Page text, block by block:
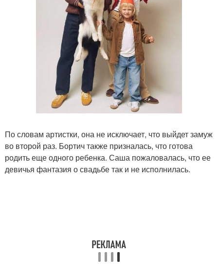
По словам артистки, она не исключает, что выйдет замуж
во второй раз. Бортич также призналась, что готова
родить еще одного ребенка. Саша пожаловалась, что ее
девичья фантазия о свадьбе так и не исполнилась.